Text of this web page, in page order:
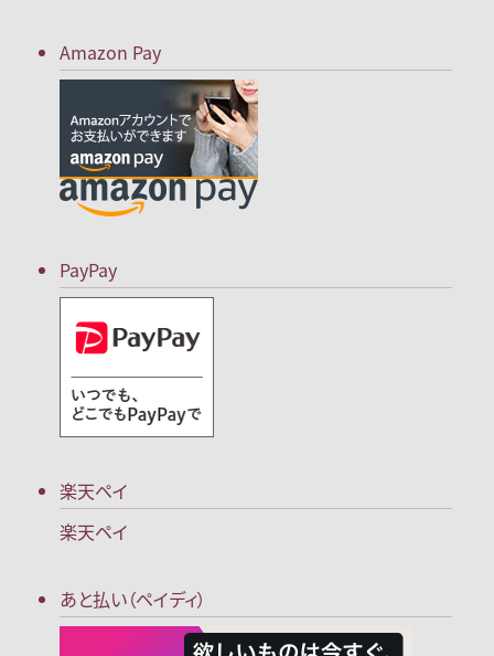
Amazon Pay
PayPay
楽天ペイ
楽天ペイ
あと払い（ペイディ）